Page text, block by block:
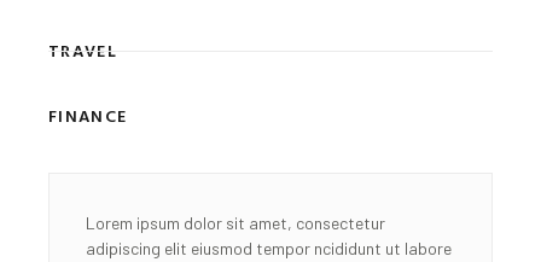
TRAVEL
FINANCE
Lorem ipsum dolor sit amet, consectetur
adipiscing elit eiusmod tempor ncididunt ut labore